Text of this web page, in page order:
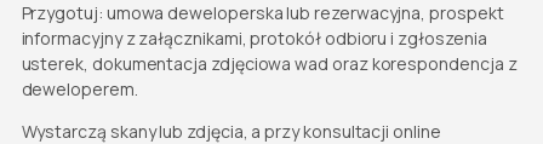
Przygotuj: umowa deweloperska lub rezerwacyjna, prospekt
informacyjny z załącznikami, protokół odbioru i zgłoszenia
usterek, dokumentacja zdjęciowa wad oraz korespondencja z
deweloperem.
Wystarczą skany lub zdjęcia, a przy konsultacji online